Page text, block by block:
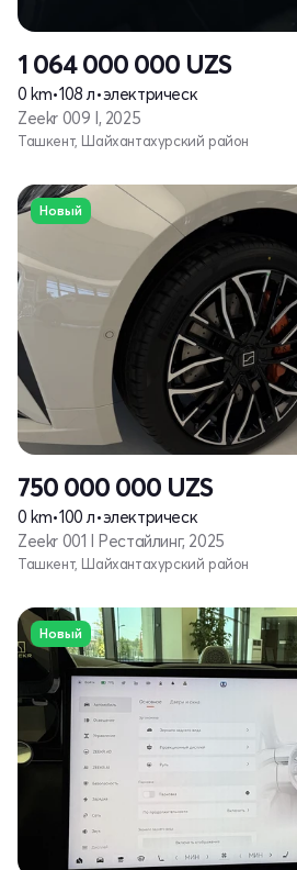
1 064 000 000 UZS
0 km•108 л•электрическ
Zeekr 009 I, 2025
Ташкент, Шайхантахурский район
Новый
750 000 000 UZS
0 km•100 л•электрическ
Zeekr 001 I Рестайлинг, 2025
Ташкент, Шайхантахурский район
Новый